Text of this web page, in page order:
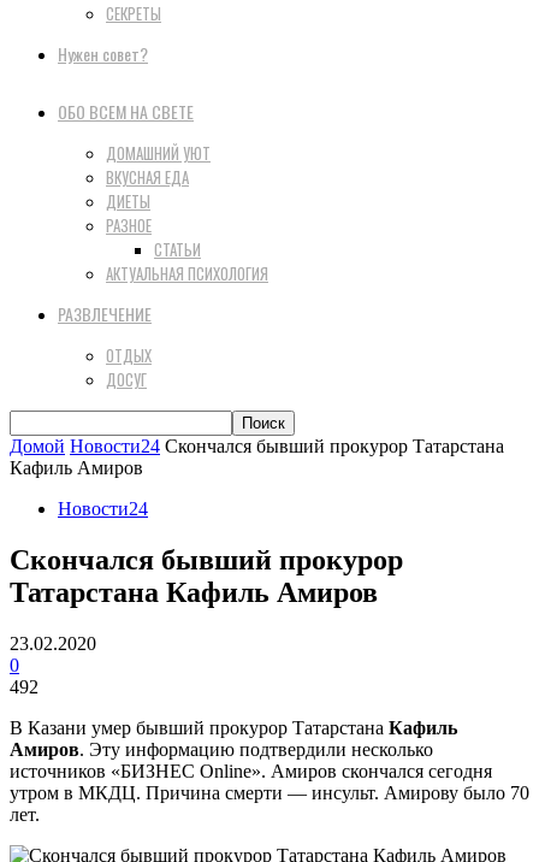
СЕКРЕТЫ
Нужен совет?
ОБО ВСЕМ НА СВЕТЕ
ДОМАШНИЙ УЮТ
ВКУСНАЯ ЕДА
ДИЕТЫ
РАЗНОЕ
СТАТЬИ
АКТУАЛЬНАЯ ПСИХОЛОГИЯ
РАЗВЛЕЧЕНИЕ
ОТДЫХ
ДОСУГ
Домой Новости24 Скончался бывший прокурор Татарстана
Кафиль Амиров
Новости24
Скончался бывший прокурор
Татарстана Кафиль Амиров
23.02.2020
0
492
В Казани умер бывший прокурор Татарстана Кафиль
Амиров. Эту информацию подтвердили несколько
источников «БИЗНЕС Online». Амиров скончался сегодня
утром в МКДЦ. Причина смерти — инсульт. Амирову было 70
лет.